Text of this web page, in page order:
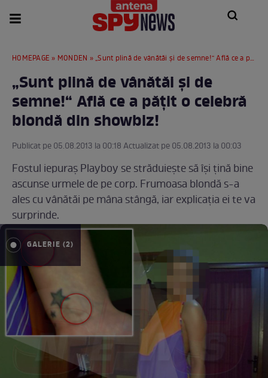
HOMEPAGE » MONDEN » „Sunt plină de vânătăi şi de semne!“ Află ce a păţit o celebră blondă din showbiz!
„Sunt plină de vânătăi şi de
semne!“ Află ce a păţit o celebră
blondă din showbiz!
Publicat pe 05.08.2013 la 00:18 Actualizat pe 05.08.2013 la 00:03
Fostul iepuraş Playboy se străduieşte să îşi ţină bine
ascunse urmele de pe corp. Frumoasa blondă s-a
ales cu vânătăi pe mâna stângă, iar explicaţia ei te va
surprinde.
GALERIE (2)